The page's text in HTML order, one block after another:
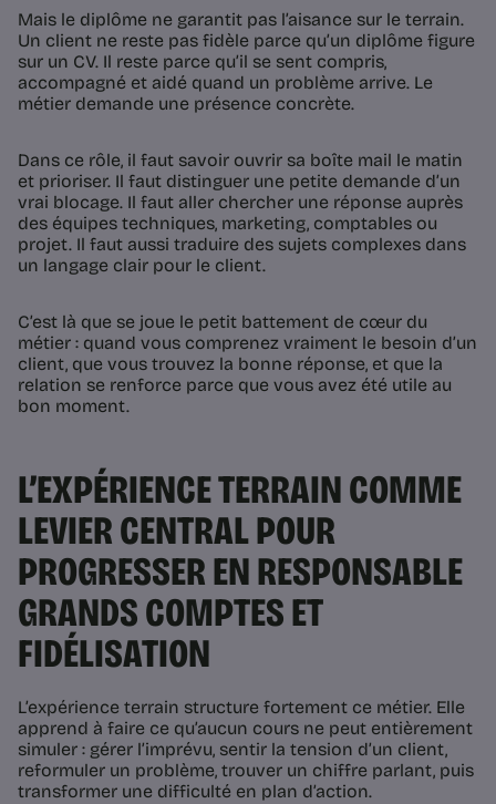
Mais le diplôme ne garantit pas l’aisance sur le terrain.
Un client ne reste pas fidèle parce qu’un diplôme figure
sur un CV. Il reste parce qu’il se sent compris,
accompagné et aidé quand un problème arrive. Le
métier demande une présence concrète.
Dans ce rôle, il faut savoir ouvrir sa boîte mail le matin
et prioriser. Il faut distinguer une petite demande d’un
vrai blocage. Il faut aller chercher une réponse auprès
des équipes techniques, marketing, comptables ou
projet. Il faut aussi traduire des sujets complexes dans
un langage clair pour le client.
C’est là que se joue le petit battement de cœur du
métier : quand vous comprenez vraiment le besoin d’un
client, que vous trouvez la bonne réponse, et que la
relation se renforce parce que vous avez été utile au
bon moment.
L’EXPÉRIENCE TERRAIN COMME
LEVIER CENTRAL POUR
PROGRESSER EN RESPONSABLE
GRANDS COMPTES ET
FIDÉLISATION
L’expérience terrain structure fortement ce métier. Elle
apprend à faire ce qu’aucun cours ne peut entièrement
simuler : gérer l’imprévu, sentir la tension d’un client,
reformuler un problème, trouver un chiffre parlant, puis
transformer une difficulté en plan d’action.